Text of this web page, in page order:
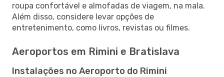
roupa confortável e almofadas de viagem, na mala.
Além disso, considere levar opções de
entretenimento, como livros, revistas ou filmes.
Aeroportos em Rimini e Bratislava
Instalações no Aeroporto do Rimini